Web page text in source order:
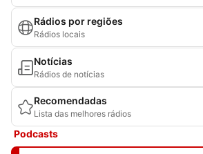
Rádios por regiões
Rádios locais
Notícias
Rádios de notícias
Recomendadas
Lista das melhores rádios
Podcasts